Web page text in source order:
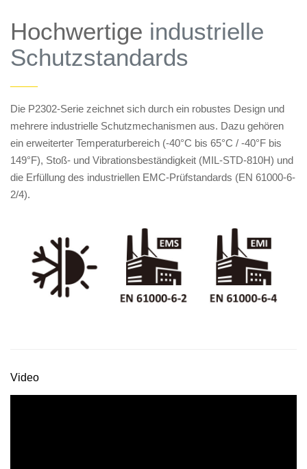
Hochwertige industrielle
Schutzstandards
——
Die P2302-Serie zeichnet sich durch ein robustes Design und
mehrere industrielle Schutzmechanismen aus. Dazu gehören
ein erweiterter Temperaturbereich (-40°C bis 65°C / -40°F bis
149°F), Stoß- und Vibrationsbeständigkeit (MIL-STD-810H) und
die Erfüllung des industriellen EMC-Prüfstandards (EN 61000-6-
2/4).
Video